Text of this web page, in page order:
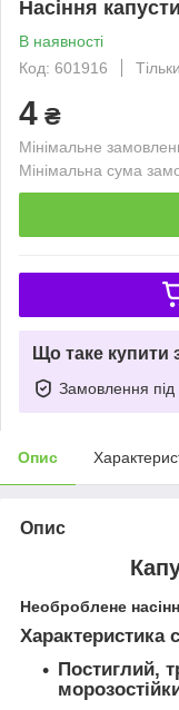
Насіння
В наявності
Код: 601916
4 ₴
Мінімальне
Мінімальна сума
Що таке купити
Замовлення під
Опис
Опис
Необроблене
Характеристика
Постиглий,